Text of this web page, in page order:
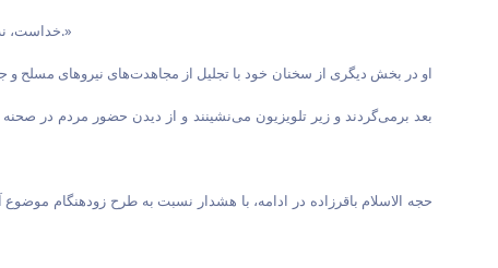
خداست، نه به تسلیحات. اگر تیرها به هدف نشست و عملیات به ثمر رسید، این فقط محصول تدبیر نظامی نیست؛ نتیجه همان نصرت الهی است که قرآن وعده داده است.»
بعد برمی‌گردند و زیر تلویزیون می‌نشینند و از دیدن حضور مردم در
حجه الاسلام باقرزاده در ادامه، با هشدار نسبت به طرح زودهنگام